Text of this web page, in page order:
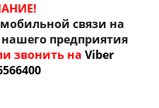
мобильной связи на
предприятия
звонить на Viber